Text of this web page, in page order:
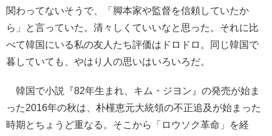
関わってないそうで、「脚本家や監督を信頼していたか
ら」と言っていた。清々しくていいなと思った。それに比
べて韓国にいる私の友人たち評価はドロドロ。同じ韓国で
暮していても、やはり人の思いはいろいろだ。
韓国で小説『82年生まれ、キム・ジヨン』の発売が始ま
った2016年の秋は、朴槿恵元大統領の不正追及が始まった
時期とちょうど重なる。そこから「ロウソク革命」を経